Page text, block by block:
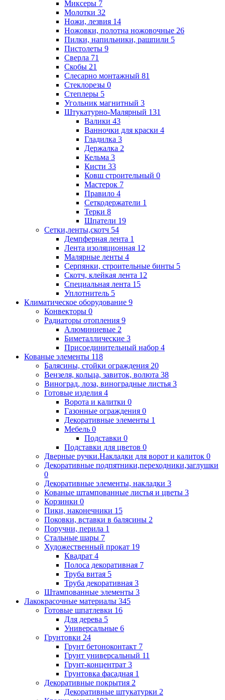
Миксеры 7
Молотки 32
Ножи, лезвия 14
Ножовки, полотна ножовочные 26
Пилки, напильники, рашпили 5
Пистолеты 9
Сверла 71
Скобы 21
Слесарно монтажный 81
Стеклорезы 0
Степлеры 5
Угольник магнитный 3
Штукатурно-Малярный 131
Валики 43
Ванночки для краски 4
Гладилка 3
Держалка 2
Кельма 3
Кисти 33
Ковш строительный 0
Мастерок 7
Правило 4
Сеткодержатели 1
Терки 8
Шпатели 19
Сетки,ленты,скотч 54
Демпферная лента 1
Лента изоляционная 12
Малярные ленты 4
Серпянки, строительные бинты 5
Скотч, клейкая лента 12
Специальная лента 15
Уплотнитель 5
Климатическое оборудование 9
Конвекторы 0
Радиаторы отопления 9
Алюминиевые 2
Биметаллические 3
Присоединительный набор 4
Кованые элементы 118
Балясины, стойки ограждения 20
Вензеля, кольца, завиток, волюта 38
Виноград, лоза, виноградные листья 3
Готовые изделия 4
Ворота и калитки 0
Газонные ограждения 0
Декоративные элементы 1
Мебель 0
Подставки 0
Подставки для цветов 0
Дверные ручки.Накладки для ворот и калиток 0
Декоративные подпятники,переходники,заглушки
0
Декоративные элементы, накладки 3
Кованые штампованные листья и цветы 3
Корзинки 0
Пики, наконечники 15
Поковки, вставки в балясины 2
Поручни, перила 1
Стальные шары 7
Художественный прокат 19
Квадрат 4
Полоса декоративная 7
Труба витая 5
Труба декоративная 3
Штампованные элементы 3
Лакокрасочные материалы 345
Готовые шпатлевки 16
Для дерева 5
Универсальные 6
Грунтовки 24
Грунт бетоноконтакт 7
Грунт универсальный 11
Грунт-концентрат 3
Грунтовка фасадная 1
Декоративные покрытия 2
Декоративные штукатурки 2